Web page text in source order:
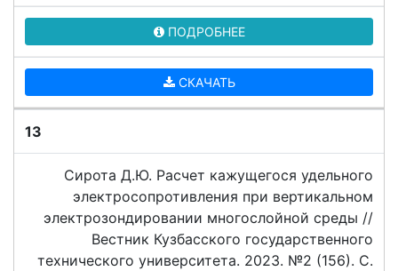
ПОДРОБНЕЕ
СКАЧАТЬ
13
Сирота Д.Ю. Расчет кажущегося удельного
электросопротивления при вертикальном
электрозондировании многослойной среды //
Вестник Кузбасского государственного
технического университета. 2023. №2 (156). C.